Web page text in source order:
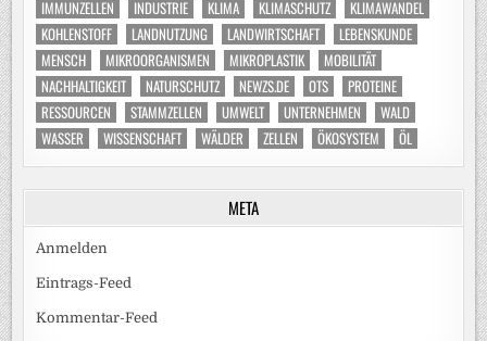
IMMUNZELLEN
INDUSTRIE KLIMA KLIMASCHUTZ
KLIMAWANDEL
KOHLENSTOFF
LANDNUTZUNG LANDWIRTSCHAFT
LEBENSKUNDE
MENSCH
MIKROORGANISMEN MIKROPLASTIK
MOBILITÄT
NACHHALTIGKEIT
NATURSCHUTZ NEWZS.DE OTS
PROTEINE
RESSOURCEN
STAMMZELLEN UMWELT UNTERNEHMEN
WALD
WASSER
WISSENSCHAFT WÄLDER ZELLEN ÖKOSYSTEM ÖL
META
Anmelden
Eintrags-Feed
Kommentar-Feed